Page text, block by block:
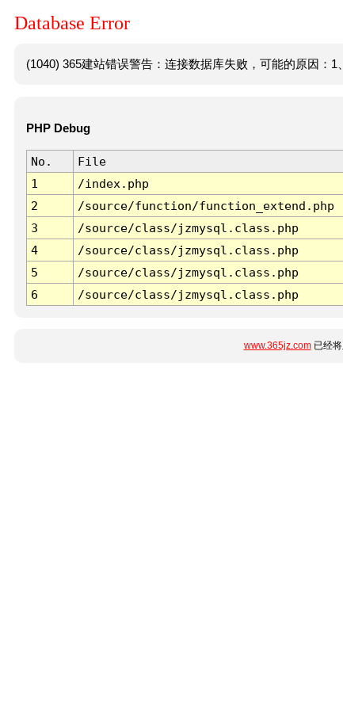
Database Error
(1040) 365建站错误警告：连接数据库失败，可能的原因：1
PHP Debug
No. File
1
/index.php
2
/source/function/function_extend.php
3
/source/class/jzmysql.class.php
4
/source/class/jzmysql.class.php
5
/source/class/jzmysql.class.php
6
/source/class/jzmysql.class.php
www.365jz.com已经将